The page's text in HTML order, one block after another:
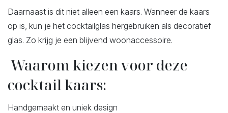
Daarnaast is dit niet alleen een kaars. Wanneer de kaars
op is, kun je het cocktailglas hergebruiken als decoratief
glas. Zo krijg je een blijvend woonaccessoire.
Waarom kiezen voor deze
cocktail kaars:
Handgemaakt en uniek design